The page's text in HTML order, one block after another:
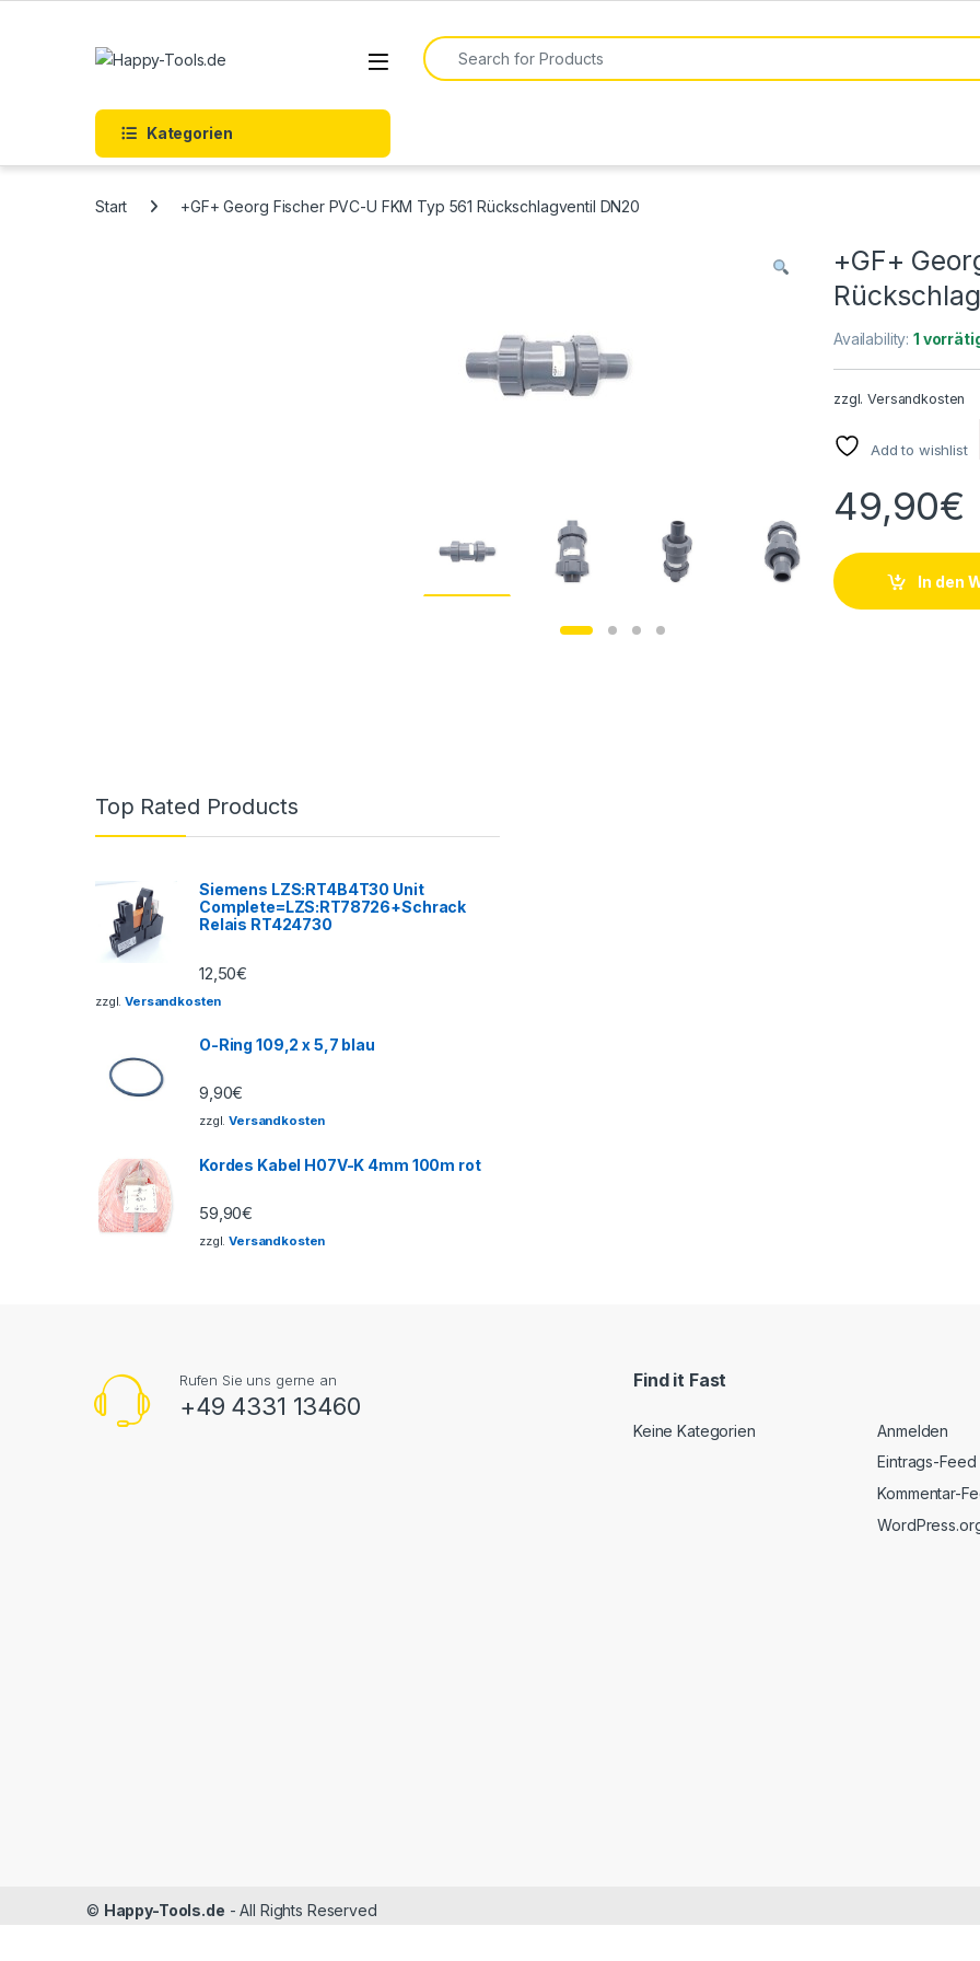
Open
Search for:
Kategorien
Start +GF+ Georg Fischer PVC-U FKM Typ 561 Rückschlagventil DN20
+GF+
Availability:1
zzgl.Versandkosten
Add to wishlist
49,90€
In den
Top Rated Products
Siemens LZS:RT4B4T30 Unit
Complete=LZS:RT78726+Schrack
Relais RT424730
12,50€
zzgl.Versandkosten
O-Ring 109,2 x 5,7 blau
9,90€
zzgl.Versandkosten
Kordes Kabel H07V-K 4mm 100m rot
59,90€
zzgl.Versandkosten
Rufen Sie uns gerne an
+49 4331 13460
Find it Fast
Keine Kategorien
Anmelden
Eintrags-Feed
Kommentar-
© Happy-Tools.de - All Rights Reserved